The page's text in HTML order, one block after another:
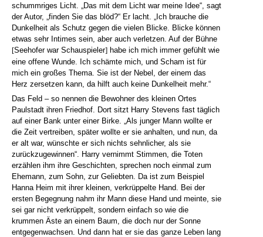
schummriges Licht. „Das mit dem Licht war meine Idee“, sagt
der Autor, „finden Sie das blöd?“ Er lacht. „Ich brauche die
Dunkelheit als Schutz gegen die vielen Blicke. Blicke können
etwas sehr Intimes sein, aber auch verletzen. Auf der Bühne
[Seehofer war Schauspieler] habe ich mich immer gefühlt wie
eine offene Wunde. Ich schämte mich, und Scham ist für
mich ein großes Thema. Sie ist der Nebel, der einem das
Herz zersetzen kann, da hilft auch keine Dunkelheit mehr.“
Das Feld – so nennen die Bewohner des kleinen Ortes
Paulstadt ihren Friedhof. Dort sitzt Harry Stevens fast täglich
auf einer Bank unter einer Birke. „Als junger Mann wollte er
die Zeit vertreiben, später wollte er sie anhalten, und nun, da
er alt war, wünschte er sich nichts sehnlicher, als sie
zurückzugewinnen“. Harry vernimmt Stimmen, die Toten
erzählen ihm ihre Geschichten, sprechen noch einmal zum
Ehemann, zum Sohn, zur Geliebten. Da ist zum Beispiel
Hanna Heim mit ihrer kleinen, verkrüppelte Hand. Bei der
ersten Begegnung nahm ihr Mann diese Hand und meinte, sie
sei gar nicht verkrüppelt, sondern einfach so wie die
krummen Äste an einem Baum, die doch nur der Sonne
entgegenwachsen. Und dann hat er sie das ganze Leben lang